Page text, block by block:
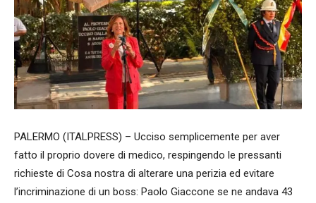
PALERMO (ITALPRESS) – Ucciso semplicemente per aver
fatto il proprio dovere di medico, respingendo le pressanti
richieste di Cosa nostra di alterare una perizia ed evitare
l’incriminazione di un boss: Paolo Giaccone se ne andava 43